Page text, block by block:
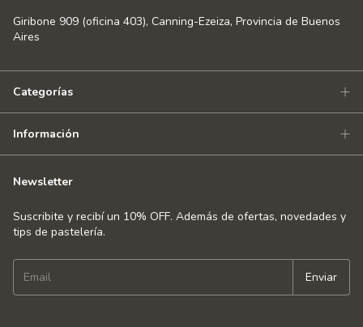
Giribone 909 (oficina 403), Canning-Ezeiza, Provincia de Buenos
Aires
Categorías
Información
Newsletter
Suscribite y recibí un 10% OFF. Además de ofertas, novedades y
tips de pastelería.